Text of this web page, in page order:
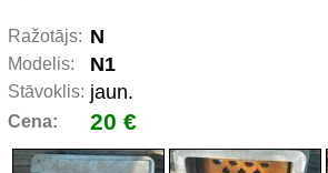
Ražotājs: N
Modelis: N1
Stāvoklis: jaun.
Cena: 20 €